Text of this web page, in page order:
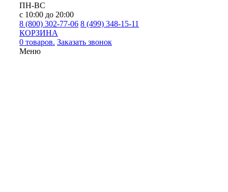
ПН-ВС
с 10:00 до 20:00
8 (800) 302-77-06 8 (499) 348-15-11
КОРЗИНА
0 товаров. Заказать звонок
Меню